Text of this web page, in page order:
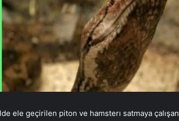
ele geçirilen piton ve hamsterı satmaya çalışan